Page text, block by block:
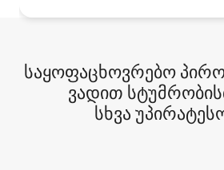
საყოფაცხოვრებო
ვადით
სხვა